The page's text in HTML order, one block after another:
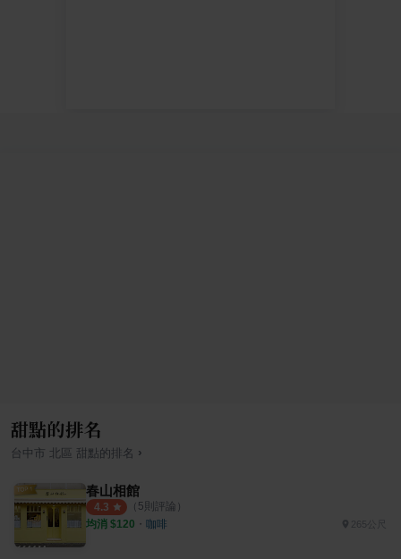
甜點的排名
台中市 北區 甜點的排名 ›
春山相館
4.3 （ 5則評論）
均消 $120 ・ 咖啡 265公尺